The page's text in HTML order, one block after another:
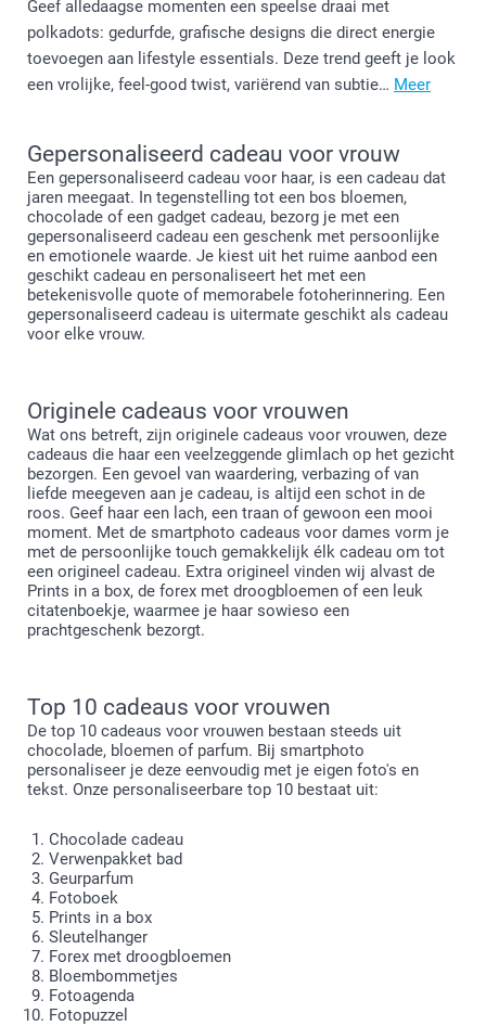
Geef alledaagse momenten een speelse draai met
polkadots: gedurfde, grafische designs die direct energie
toevoegen aan lifestyle essentials. Deze trend geeft je look
een vrolijke, feel-good twist, variërend van subtie… Meer
Gepersonaliseerd cadeau voor vrouw
Een gepersonaliseerd cadeau voor haar, is een cadeau dat
jaren meegaat. In tegenstelling tot een bos bloemen,
chocolade of een gadget cadeau, bezorg je met een
gepersonaliseerd cadeau een geschenk met persoonlijke
en emotionele waarde. Je kiest uit het ruime aanbod een
geschikt cadeau en personaliseert het met een
betekenisvolle quote of memorabele fotoherinnering. Een
gepersonaliseerd cadeau is uitermate geschikt als cadeau
voor elke vrouw.
Originele cadeaus voor vrouwen
Wat ons betreft, zijn originele cadeaus voor vrouwen, deze
cadeaus die haar een veelzeggende glimlach op het gezicht
bezorgen. Een gevoel van waardering, verbazing of van
liefde meegeven aan je cadeau, is altijd een schot in de
roos. Geef haar een lach, een traan of gewoon een mooi
moment. Met de smartphoto cadeaus voor dames vorm je
met de persoonlijke touch gemakkelijk élk cadeau om tot
een origineel cadeau. Extra origineel vinden wij alvast de
Prints in a box, de forex met droogbloemen of een leuk
citatenboekje, waarmee je haar sowieso een
prachtgeschenk bezorgt.
Top 10 cadeaus voor vrouwen
De top 10 cadeaus voor vrouwen bestaan steeds uit
chocolade, bloemen of parfum. Bij smartphoto
personaliseer je deze eenvoudig met je eigen foto's en
tekst. Onze personaliseerbare top 10 bestaat uit:
Chocolade cadeau
Verwenpakket bad
Geurparfum
Fotoboek
Prints in a box
Sleutelhanger
Forex met droogbloemen
Bloembommetjes
Fotoagenda
Fotopuzzel